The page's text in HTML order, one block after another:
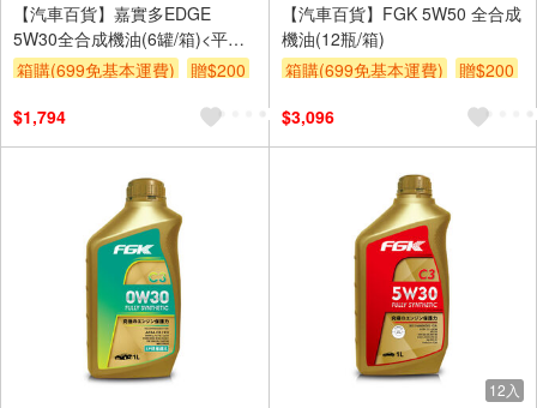
【汽車百貨】嘉實多EDGE
5W30全合成機油(6罐/箱)<平行
輸入>
箱購(699免基本運費)
贈$200
$1,794
【汽車百貨】FGK 5W50 全合成
機油(12瓶/箱)
箱購(699免基本運費)
贈$200
$3,096
12入